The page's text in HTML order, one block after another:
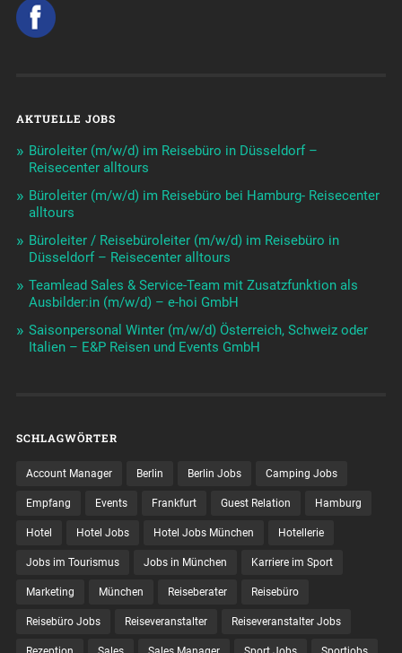
AKTUELLE JOBS
Büroleiter (m/w/d) im Reisebüro in Düsseldorf –
Reisecenter alltours
Büroleiter (m/w/d) im Reisebüro bei Hamburg- Reisecenter
alltours
Büroleiter / Reisebüroleiter (m/w/d) im Reisebüro in
Düsseldorf – Reisecenter alltours
Teamlead Sales & Service-Team mit Zusatzfunktion als
Ausbilder:in (m/w/d) – e-hoi GmbH
Saisonpersonal Winter (m/w/d) Österreich, Schweiz oder
Italien – E&P Reisen und Events GmbH
SCHLAGWÖRTER
Account Manager Berlin Berlin Jobs Camping Jobs
Empfang Events Frankfurt Guest Relation Hamburg
Hotel Hotel Jobs Hotel Jobs München Hotellerie
Jobs im Tourismus Jobs in München Karriere im Sport
Marketing München Reiseberater Reisebüro
Reisebüro Jobs Reiseveranstalter Reiseveranstalter Jobs